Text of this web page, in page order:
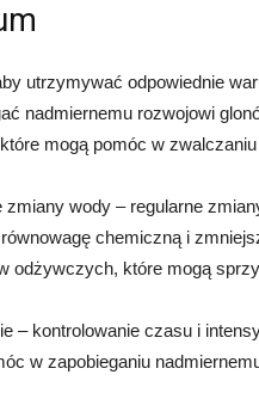
utrzymywać odpowiednie
nadmiernemu rozwojowi
mogą pomóc w zwalczaniu
zmiany wody – regularne
chemiczną i
odżywczych, które mogą
– kontrolowanie czasu i
w zapobieganiu